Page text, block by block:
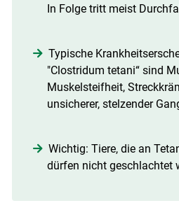
In Folge tritt meist
Typische
"Clostridum tetani“ sind
Muskelsteifheit,
unsicherer, stelzender
Wichtig: Tiere, die an
dürfen nicht geschlachtet